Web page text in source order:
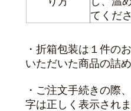
てくだ
・折箱包装は１件の
いただいた商品の詰
・ご注文手続きの際
字は正しく表示され